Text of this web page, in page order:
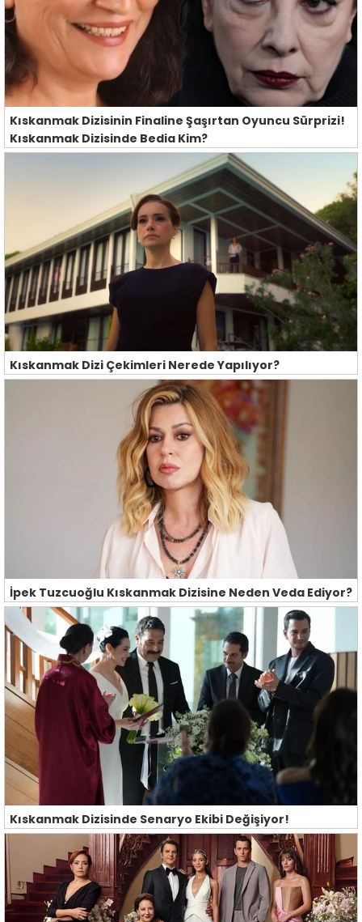
Kıskanmak Dizisinin Finaline Şaşırtan Oyuncu Sürprizi!
Kıskanmak Dizisinde Bedia Kim?
Kıskanmak Dizi Çekimleri Nerede Yapılıyor?
İpek Tuzcuoğlu Kıskanmak Dizisine Neden Veda Ediyor?
Kıskanmak Dizisinde Senaryo Ekibi Değişiyor!